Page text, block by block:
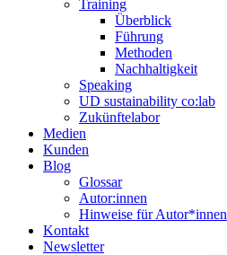
Training
Überblick
Führung
Methoden
Nachhaltigkeit
Speaking
UD sustainability co:lab
Zukünftelabor
Medien
Kunden
Blog
Glossar
Autor:innen
Hinweise für Autor*innen
Kontakt
Newsletter